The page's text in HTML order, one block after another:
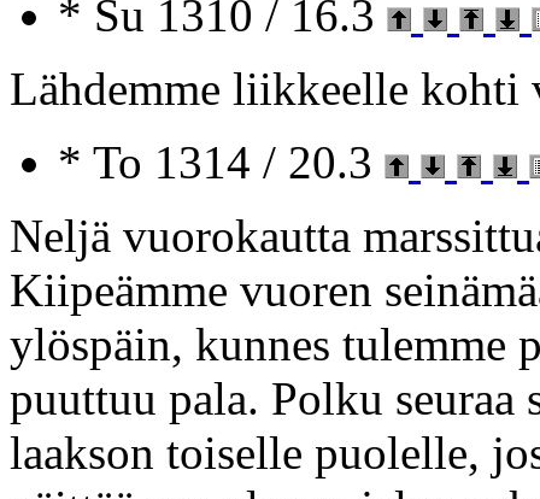
* Su 1310 / 16.3
Lähdemme liikkeelle kohti
* To 1314 / 20.3
Neljä vuorokautta
Kiipeämme vuoren
ylöspäin, kunnes tulemme
puuttuu pala. Polku seuraa
laakson toiselle puolelle,